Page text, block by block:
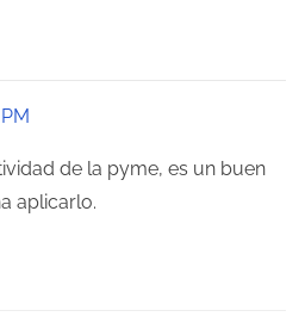
de la pyme, es un buen
aplicarlo.